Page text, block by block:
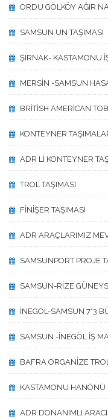
ORDU GÖLKÖY AĞIR
SAMSUN UN TAŞIMASI
ŞIRNAK- KASTAMONU
MERSİN -SAMSUN
BRİTİSH AMERİCAN
KONTEYNER
ADR Lİ KONTEYNER
TROL TAŞIMASI
FİNİŞER TAŞIMASI
ADR ARAÇLARIMIZ
SAMSUNPORT PROJE
SAMSUN-RİZE
İNEGÖL-SAMSUN 7*3
SAMSUN -İNEGÖL İŞ
BAFRA ORGANİZE
KASTAMONU HANÖNÜ
ADR DONANIMLI